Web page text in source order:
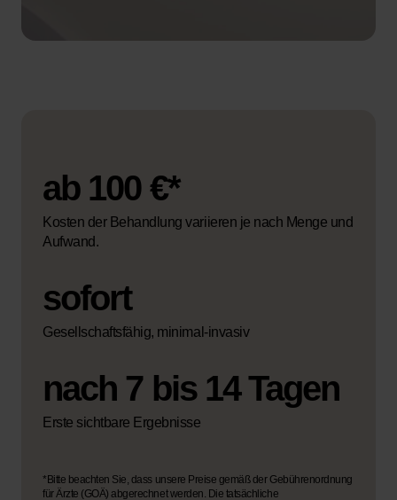
ab 100 €*
Kosten der Behandlung variieren je nach Menge und
Aufwand.
sofort
Gesellschaftsfähig, minimal-invasiv
nach 7 bis 14 Tagen
Erste sichtbare Ergebnisse
*Bitte beachten Sie, dass unsere Preise gemäß der Gebührenordnung
für Ärzte (GOÄ) abgerechnet werden. Die tatsächliche